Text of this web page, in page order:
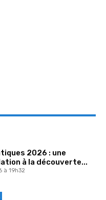
2026 : une
à la découverte...
à 19h32